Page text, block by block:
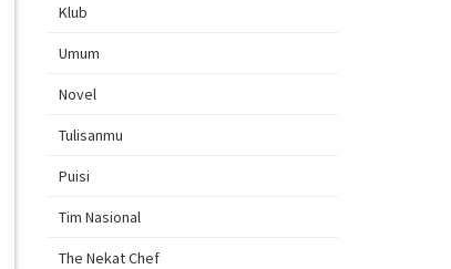
Klub
Umum
Novel
Tulisanmu
Puisi
Tim Nasional
The Nekat Chef